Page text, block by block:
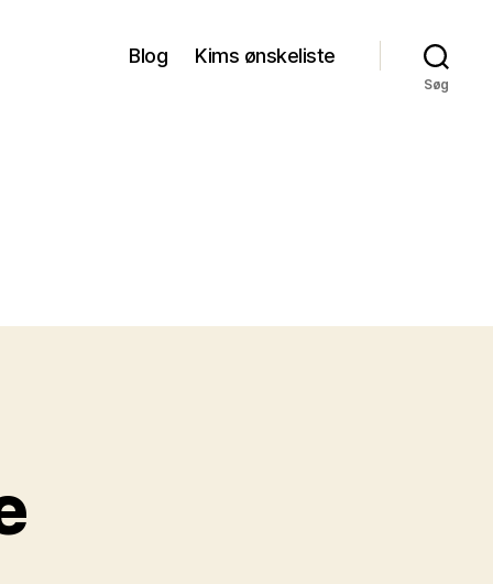
Blog Kims ønskeliste
Søg